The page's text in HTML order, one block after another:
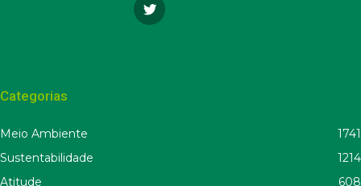
Categorias
Meio Ambiente
1741
Sustentabilidade
1214
Atitude
608